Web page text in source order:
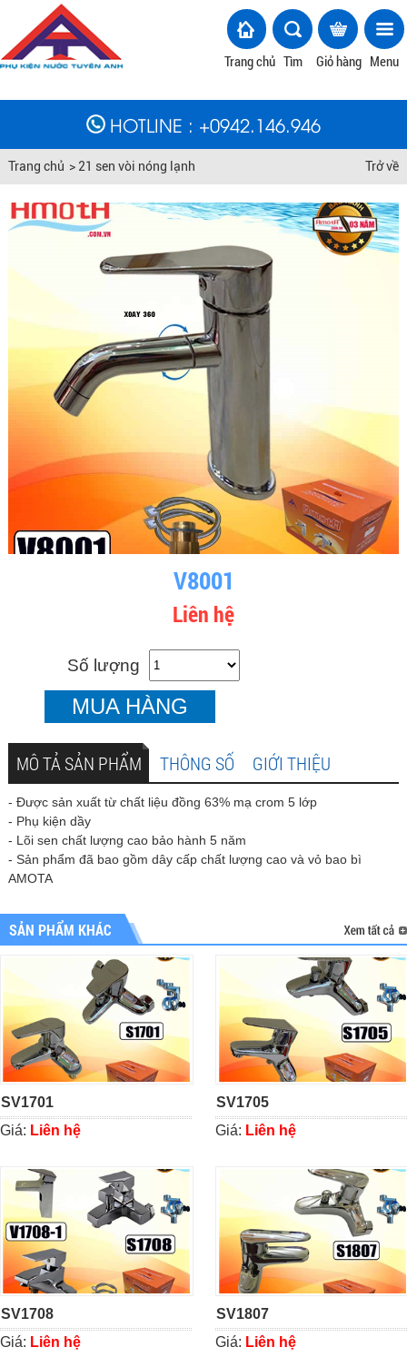
Trang chủ Tìm Giỏ hàng Menu
HOTLINE : +0942.146.946
Trang chủ > 21 sen vòi nóng lạnh Trở về
V8001
Liên hệ
Số lượng
MUA HÀNG
MÔ TẢ SẢN PHẨM THÔNG SỐ GIỚI THIỆU
- Được sản xuất từ chất liệu đồng 63% mạ crom 5 lớp
- Phụ kiện dầy
- Lõi sen chất lượng cao bảo hành 5 năm
- Sản phẩm đã bao gồm dây cấp chất lượng cao và vỏ bao bì
AMOTA
SẢN PHẨM KHÁC
SV1701
Giá: Liên hệ
SV1705
Giá: Liên hệ
SV1708
Giá: Liên hệ
SV1807
Giá: Liên hệ